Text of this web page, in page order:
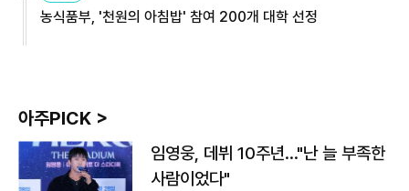
농식품부, '천원의 아침밥' 참여 200개 대학 선정
아주PICK >
임영웅, 데뷔 10주년…"난 늘 부족한
사람이었다"